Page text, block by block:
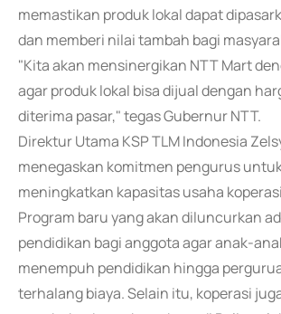
memastikan produk lokal dapat
dan memberi nilai tambah bagi
"Kita akan mensinergikan NTT Mart
agar produk lokal bisa dijual dengan
diterima pasar," tegas Gubernur NTT.
Direktur Utama KSP TLM Indonesia
menegaskan komitmen pengurus
meningkatkan kapasitas usaha
Program baru yang akan diluncurkan
pendidikan bagi anggota agar anak-
menempuh pendidikan hingga
terhalang biaya. Selain itu, koperasi